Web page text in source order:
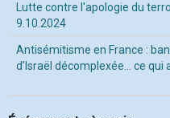
Lutte contre l'apologie du
9.10.2024
Antisémitisme en France :
d’Israël décomplexée… ce qui